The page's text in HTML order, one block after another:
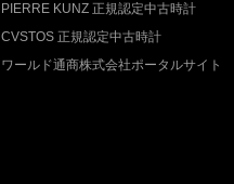
PIERRE KUNZ 正規認定中古時計
CVSTOS 正規認定中古時計
ワールド通商株式会社ポータルサイト